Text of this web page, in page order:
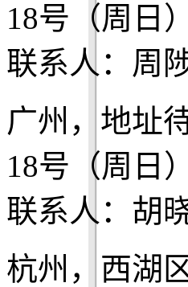
18号（周日
联系人：周
广州，地址
18号（周日
联系人：胡
杭州，西湖